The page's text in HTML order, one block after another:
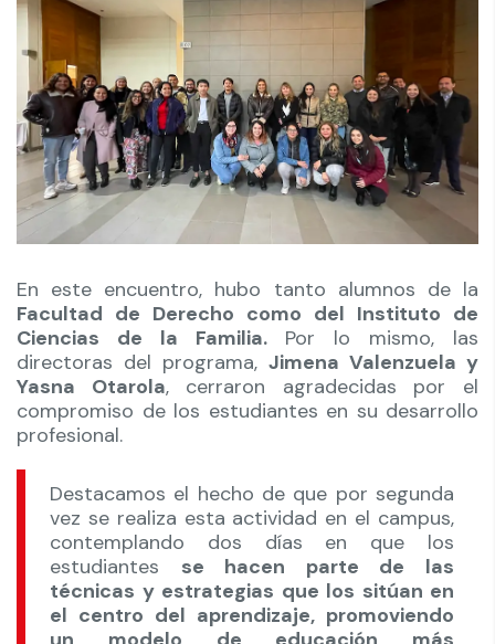
En este encuentro, hubo tanto alumnos de la
Facultad de Derecho como del Instituto de
Ciencias de la Familia.Por lo mismo, las
directoras del programa, Jimena Valenzuela y
Yasna Otarola, cerraron agradecidas por el
compromiso de los estudiantes en su desarrollo
profesional.
Destacamos el hecho de que por segunda
vez se realiza esta actividad en el campus,
contemplando dos días en que los
estudiantes se hacen parte de las
técnicas y estrategias que los sitúan en
el centro del aprendizaje, promoviendo